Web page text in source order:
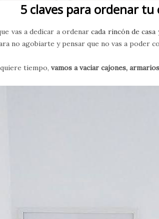
5 claves para ordenar tu
vas a dedicar a ordenarcada rincón de casa
no agobiarte y pensar que no vas a poder
tiempo, vamos a vaciar cajones,